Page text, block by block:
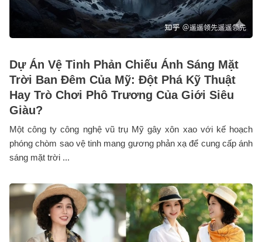
Dự Án Vệ Tinh Phản Chiếu Ánh Sáng Mặt
Trời Ban Đêm Của Mỹ: Đột Phá Kỹ Thuật
Hay Trò Chơi Phô Trương Của Giới Siêu
Giàu?
Một công ty công nghệ vũ trụ Mỹ gây xôn xao với kế hoạch
phóng chòm sao vệ tinh mang gương phản xạ để cung cấp ánh
sáng mặt trời ...